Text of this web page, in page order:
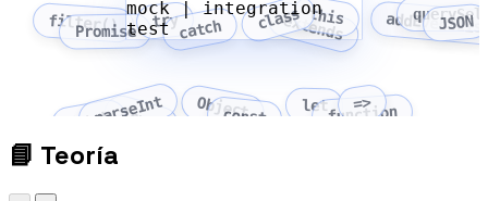
filter()
Promise
trycatch classextends
this JSON
fetch
parseInt
Array Object
const letfunction
=>
mock | integration
test
📘 Teoría